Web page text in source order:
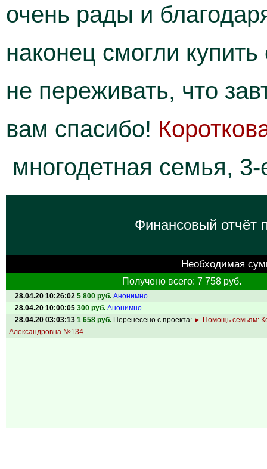
очень рады и
наконец смогли
не переживать, что
вам спасибо!
многодетная семья,
Финансовый отчёт
Необходимая
Получено всего: 7 758 руб.
28.04.20 10:26:02 5 800 руб. Анонимно
28.04.20 10:00:05 300 руб. Анонимно
28.04.20 03:03:13 1 658 руб. Перенесено с проекта: ► Помощь семьям:
Александровна №134